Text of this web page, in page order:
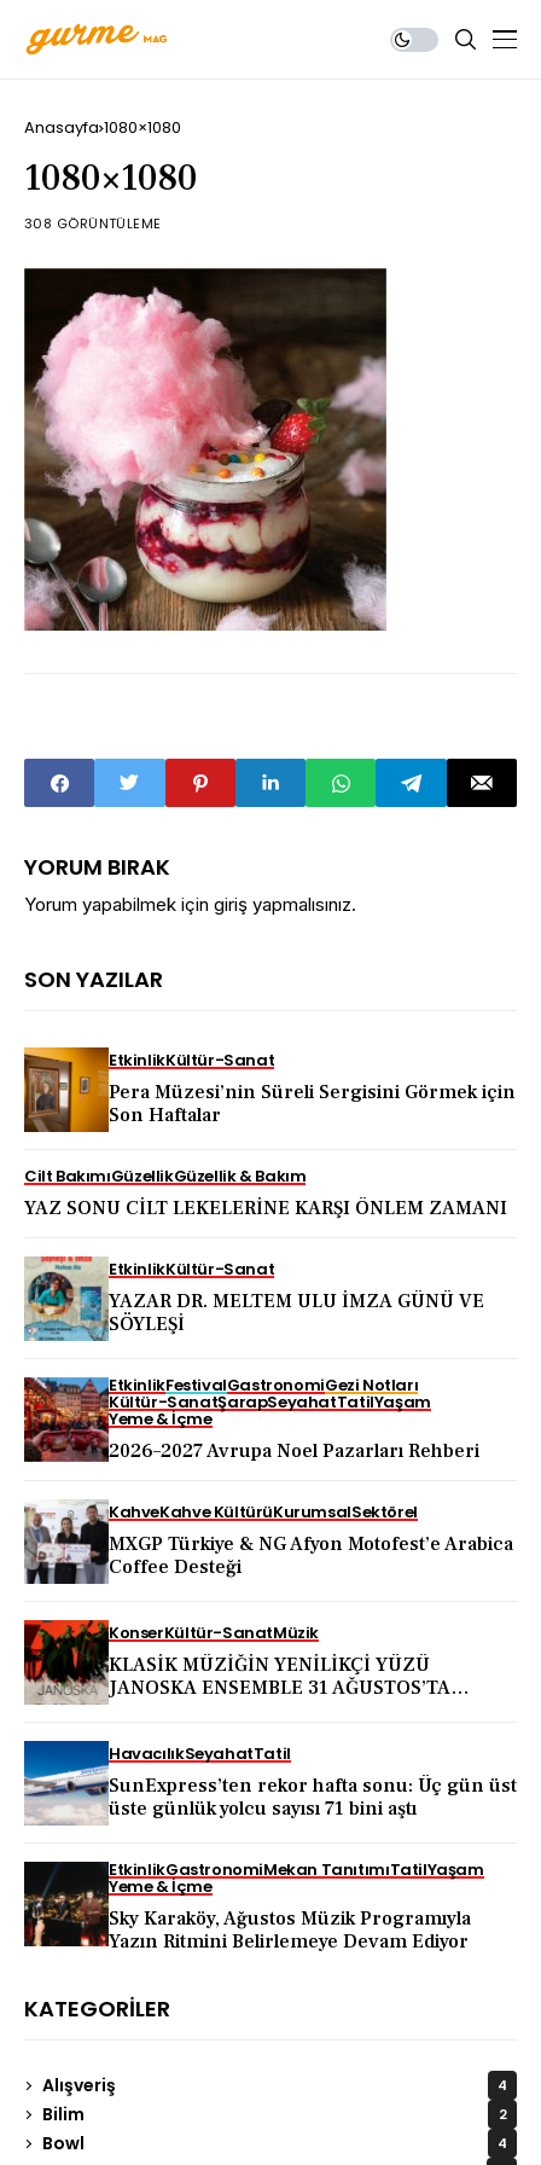
Anasayfa 1080×1080
1080×1080
308 GÖRÜNTÜLEME
YORUM BIRAK
Yorum yapabilmek için giriş yapmalısınız.
SON YAZILAR
EtkinlikKültür-Sanat
Pera Müzesi’nin Süreli Sergisini Görmek için
Son Haftalar
Cilt BakımıGüzellikGüzellik & Bakım
YAZ SONU CİLT LEKELERİNE KARŞI ÖNLEM ZAMANI
EtkinlikKültür-Sanat
YAZAR DR. MELTEM ULU İMZA GÜNÜ VE
SÖYLEŞİ
EtkinlikFestivalGastronomiGezi Notları
Kültür-SanatŞarapSeyahatTatilYaşam
Yeme & İçme
2026–2027 Avrupa Noel Pazarları Rehberi
KahveKahve KültürüKurumsalSektörel
MXGP Türkiye & NG Afyon Motofest’e Arabica
Coffee Desteği
KonserKültür-SanatMüzik
KLASİK MÜZİĞİN YENİLİKÇİ YÜZÜ
JANOSKA ENSEMBLE 31 AĞUSTOS’TA
HavacılıkSeyahatTatil
SunExpress’ten rekor hafta sonu: Üç gün üst
üste günlük yolcu sayısı 71 bini aştı
EtkinlikGastronomiMekan TanıtımıTatilYaşam
Yeme & İçme
Sky Karaköy, Ağustos Müzik Programıyla
Yazın Ritmini Belirlemeye Devam Ediyor
KATEGORILER
Alışveriş 4
Bilim 2
Bowl 4